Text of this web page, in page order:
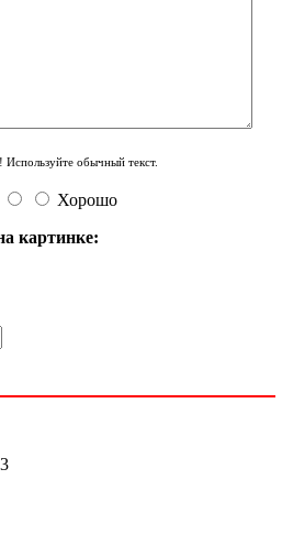
обычный текст.
Хорошо
картинке: